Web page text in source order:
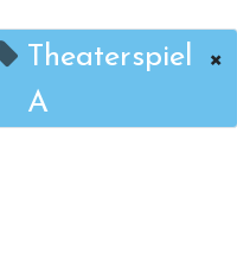
Theaterspiel
A
×